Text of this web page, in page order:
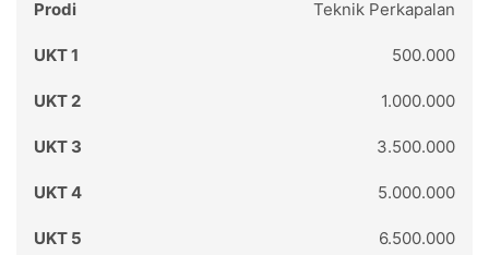
Teknik Perkapalan
500.000
1.000.000
3.500.000
5.000.000
6.500.000